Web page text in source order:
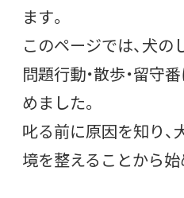
ます。
このページでは、犬の
問題行動・散歩・留守
めました。
叱る前に原因を知り
境を整えることから始